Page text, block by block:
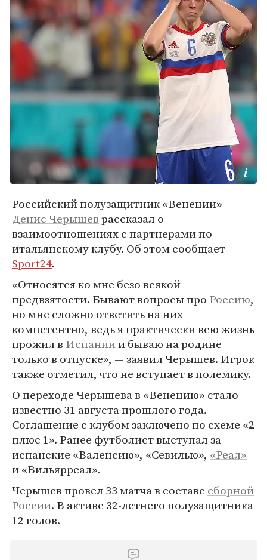
Российский полузащитник «Венеции»
Денис Черышеврассказал о
взаимоотношениях с партнерами по
итальянскому клубу. Об этом сообщает
Sport24.
«Относятся ко мне безо всякой
предвзятости. Бывают вопросы про Россию,
но мне сложно ответить на них
компетентно, ведь я практически всю жизнь
прожил в Испаниии бываю на родине
только в отпуске», — заявил Черышев. Игрок
также отметил, что не вступает в полемику.
О переходе Черышева в «Венецию» стало
известно 31 августа прошлого года.
Соглашение с клубом заключено по схеме «2
плюс 1». Ранее футболист выступал за
испанские «Валенсию», «Севилью», «Реал»
и «Вильярреал».
Черышев провел 33 матча в составе сборной
России. В активе 32-летнего полузащитника
12 голов.